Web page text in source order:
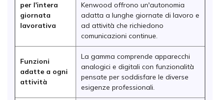
per l'intera
giornata
lavorativa
Kenwood offrono un'autonomia
adatta a lunghe giornate di lavoro e
ad attività che richiedono
comunicazioni continue.
Funzioni
adatte a ogni
attività
La gamma comprende apparecchi
analogici e digitali con funzionalità
pensate per soddisfare le diverse
esigenze professionali.